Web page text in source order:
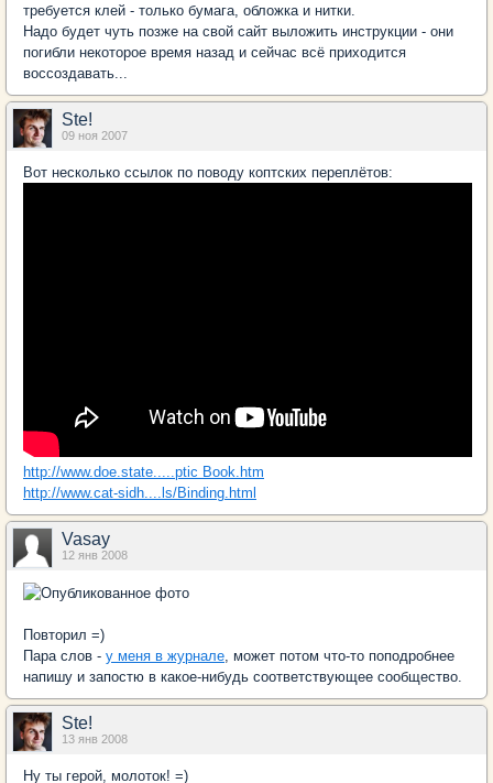
требуется клей - только бумага, обложка и нитки.
Надо будет чуть позже на свой сайт выложить инструкции - они
погибли некоторое время назад и сейчас всё приходится
воссоздавать...
Ste!
09 ноя 2007
Вот несколько ссылок по поводу коптских переплётов:
http://www.doe.state.....ptic Book.htm
http://www.cat-sidh....ls/Binding.html
Vasay
12 янв 2008
Повторил =)
Пара слов - у меня в журнале, может потом что-то поподробнее
напишу и запостю в какое-нибудь соответствующее сообщество.
Ste!
13 янв 2008
Ну ты герой, молоток! =)